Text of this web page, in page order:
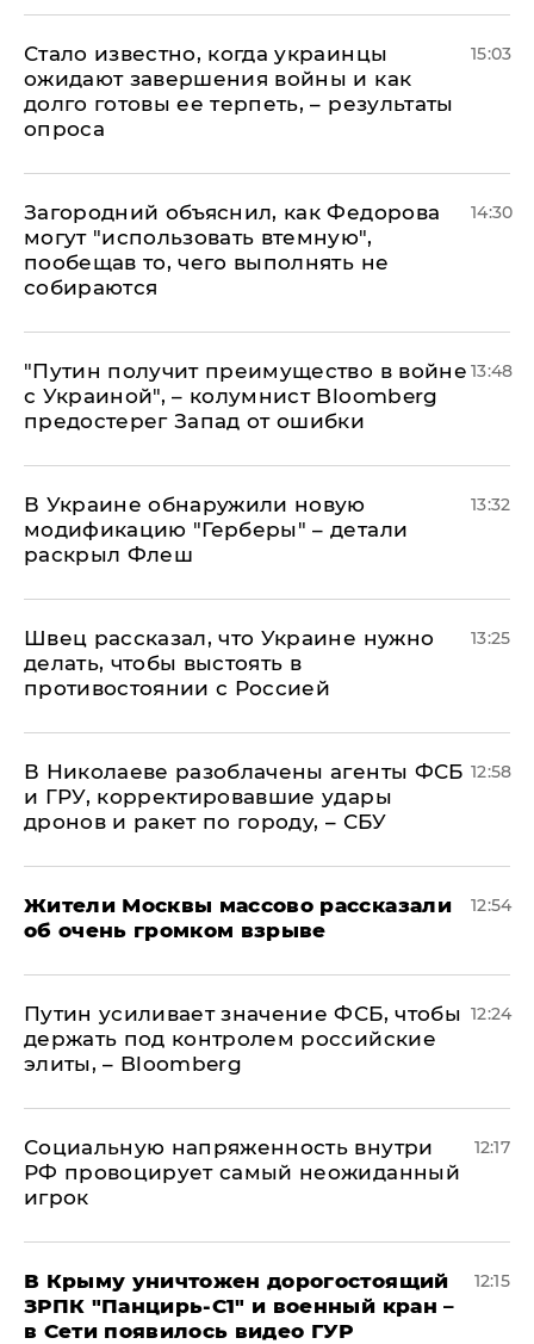
Стало известно, когда украинцы
ожидают завершения войны и как
долго готовы ее терпеть, – результаты
опроса
15:03
Загородний объяснил, как Федорова
могут "использовать втемную",
пообещав то, чего выполнять не
собираются
14:30
"Путин получит преимущество в войне
с Украиной", – колумнист Bloomberg
предостерег Запад от ошибки
13:48
В Украине обнаружили новую
модификацию "Герберы" – детали
раскрыл Флеш
13:32
Швец рассказал, что Украине нужно
делать, чтобы выстоять в
противостоянии с Россией
13:25
В Николаеве разоблачены агенты ФСБ
и ГРУ, корректировавшие удары
дронов и ракет по городу, – СБУ
12:58
Жители Москвы массово рассказали
об очень громком взрыве
12:54
Путин усиливает значение ФСБ, чтобы
держать под контролем российские
элиты, – Bloomberg
12:24
Социальную напряженность внутри
РФ провоцирует самый неожиданный
игрок
12:17
В Крыму уничтожен дорогостоящий
ЗРПК "Панцирь-С1" и военный кран –
в Сети появилось видео ГУР
12:15